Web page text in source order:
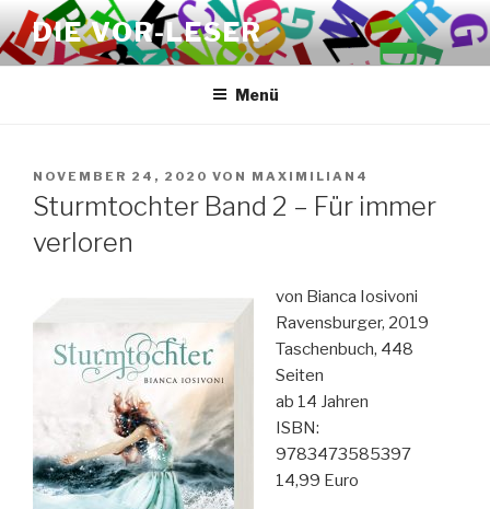
Zum
Inhalt
springen
DIE VOR-LESER
Menü
VERÖFFENTLICHT
AM
NOVEMBER 24, 2020 VON MAXIMILIAN4
Sturmtochter Band 2 – Für immer
verloren
von Bianca Iosivoni
Ravensburger, 2019
Taschenbuch, 448
Seiten
ab 14 Jahren
ISBN:
9783473585397
14,99 Euro